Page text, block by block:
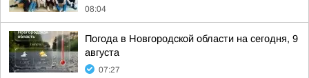
08:04
Погода в Новгородской области на сегодня, 9
августа
07:27